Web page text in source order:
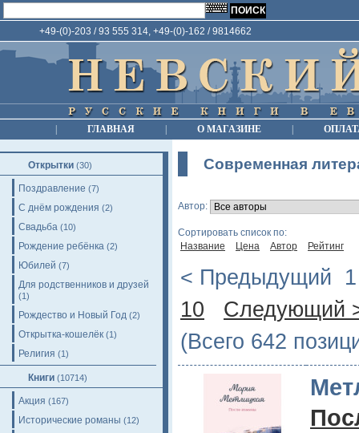
+49-(0)-203 / 93 555 314, +49-(0)-162 / 9814662
ГЛАВНАЯ О МАГАЗИНЕ
Открытки (30)
Поздравление (7)
С днём рождения (2)
Свадьба (10)
Рождение ребёнка (2)
Юбилей (7)
Для родственников и друзей
(1)
Рождество и Новый Год (2)
Открытка-кошелёк (1)
Религия (1)
Книги (10714)
Акция (167)
Исторические романы (12)
Современная
Автор:
Сортировать список по:
Название
Цена Автор Рейтинг
< Предыдущий
10
Следующий
(Всего 642